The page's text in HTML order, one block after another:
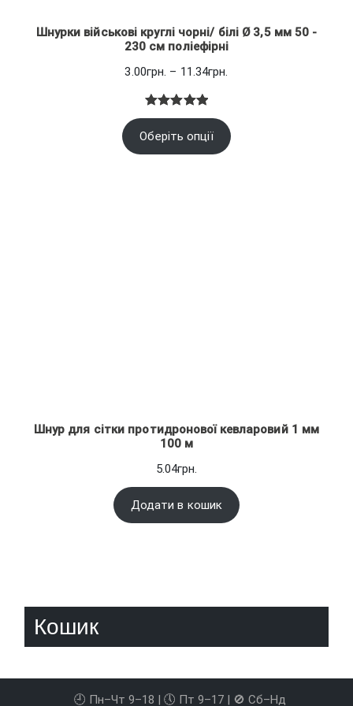
Шнурки військові круглі чорні/ білі Ø 3,5 мм 50 -
230 см поліефірні
3.00грн. – 11.34грн.
3.00грн.
до
Рейтинг
5.00з 5
на основі
1
Оберіть опції
Шнур для сітки протидронової кевларовий 1 мм
100 м
5.04грн.
Додати в кошик
Кошик
🕘 Пн–Чт 9–18 | 🕔 Пт 9–17 | 🚫 Сб–Нд